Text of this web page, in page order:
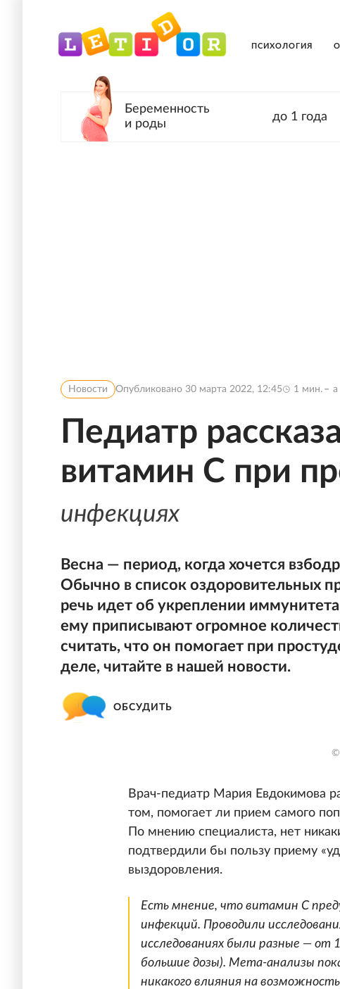
ПСИХОЛОГИЯ
Беременность
и роды
до 1 года
Новости Опубликовано 30 марта 2022, 12:45 1 мин. a
Педиатр
витамин С при
инфекциях
Весна — период, когда хочется
Обычно в список оздоровительных
речь идет об укреплении
ему приписывают огромное
считать, что он помогает при
деле, читайте в нашей новости.
ОБСУДИТЬ
©
Врач-педиатр Мария Евдокимова
том, помогает ли прием самого
По мнению специалиста, нет
подтвердили бы пользу приему
выздоровления.
Есть мнение, что витамин С
инфекций. Проводили
исследованиях были разные — от
большие дозы). Мета-анализы
никакого влияния на